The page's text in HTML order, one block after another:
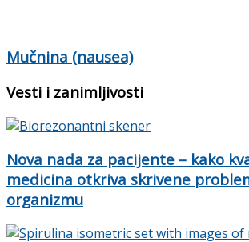
Mučnina (nausea)
Vesti i zanimljivosti
Nova nada za pacijente – kako
medicina otkriva skrivene
organizmu